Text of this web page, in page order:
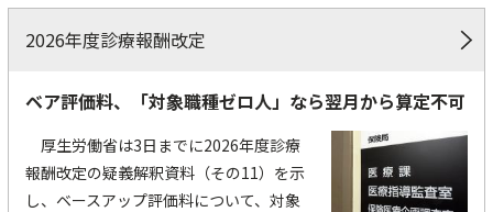
2026年度診療報酬改定
ベア評価料、「対象職種ゼロ人」なら翌月から算定不可
厚生労働省は3日までに2026年度診療
報酬改定の疑義解釈資料（その11）を示
し、ベースアップ評価料について、対象